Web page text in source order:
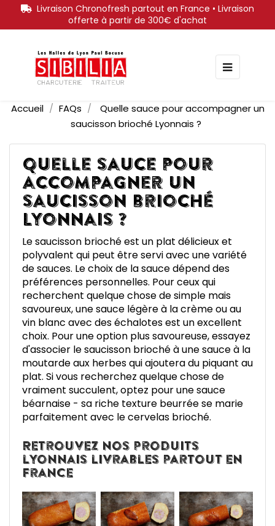
Livraison Chronofresh partout en France • Livraison
offerte à partir de 300€ d'achat
Basculer
la
☰
Accueil FAQs
Quelle sauce pour accompagner un
saucisson brioché Lyonnais ?
Quelle sauce pour
accompagner un
saucisson brioché
Lyonnais ?
Le saucisson brioché est un plat délicieux et
polyvalent qui peut être servi avec une variété
de sauces. Le choix de la sauce dépend des
préférences personnelles. Pour ceux qui
recherchent quelque chose de simple mais
savoureux, une sauce légère à la crème ou au
vin blanc avec des échalotes est un excellent
choix. Pour une option plus savoureuse, essayez
d'associer le saucisson brioché à une sauce à la
moutarde aux herbes qui ajoutera du piquant au
plat. Si vous recherchez quelque chose de
vraiment succulent, optez pour une sauce
béarnaise - sa riche texture beurrée se marie
parfaitement avec le cervelas brioché.
Retrouvez nos produits
lyonnais livrables partout en
France